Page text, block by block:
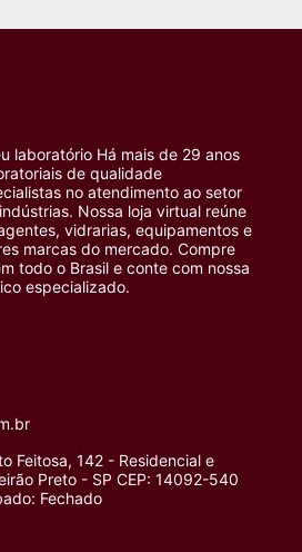
laboratório Há mais de 29 anos
de qualidade
no atendimento ao setor
Nossa loja virtual reúne
vidrarias, equipamentos e
marcas do mercado. Compre
todo o Brasil e conte com nossa
especializado.
Feitosa, 142 - Residencial e
Preto - SP CEP: 14092-540
Fechado